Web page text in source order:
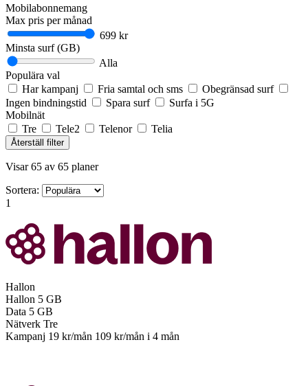
Mobilabonnemang
Max pris per månad
699 kr
Minsta surf (GB)
Alla
Populära val
Har kampanj
Fria samtal och sms
Obegränsad surf
Ingen bindningstid
Spara surf
Surfa i 5G
Mobilnät
Tre
Tele2 Telenor Telia
Återställ filter
Visar 65 av 65 planer
Sortera:
1
Hallon
Hallon 5 GB
Data 5 GB
Nätverk Tre
Kampanj 19 kr/mån 109 kr/mån i 4 mån